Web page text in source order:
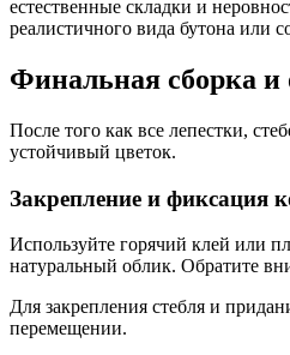
естественные складки и
реалистичного вида бутона или
Финальная сборка и
После того как все лепестки,
устойчивый цветок.
Закрепление и фиксация
Используйте горячий клей или
натуральный облик. Обратите
Для закрепления стебля и
перемещении.